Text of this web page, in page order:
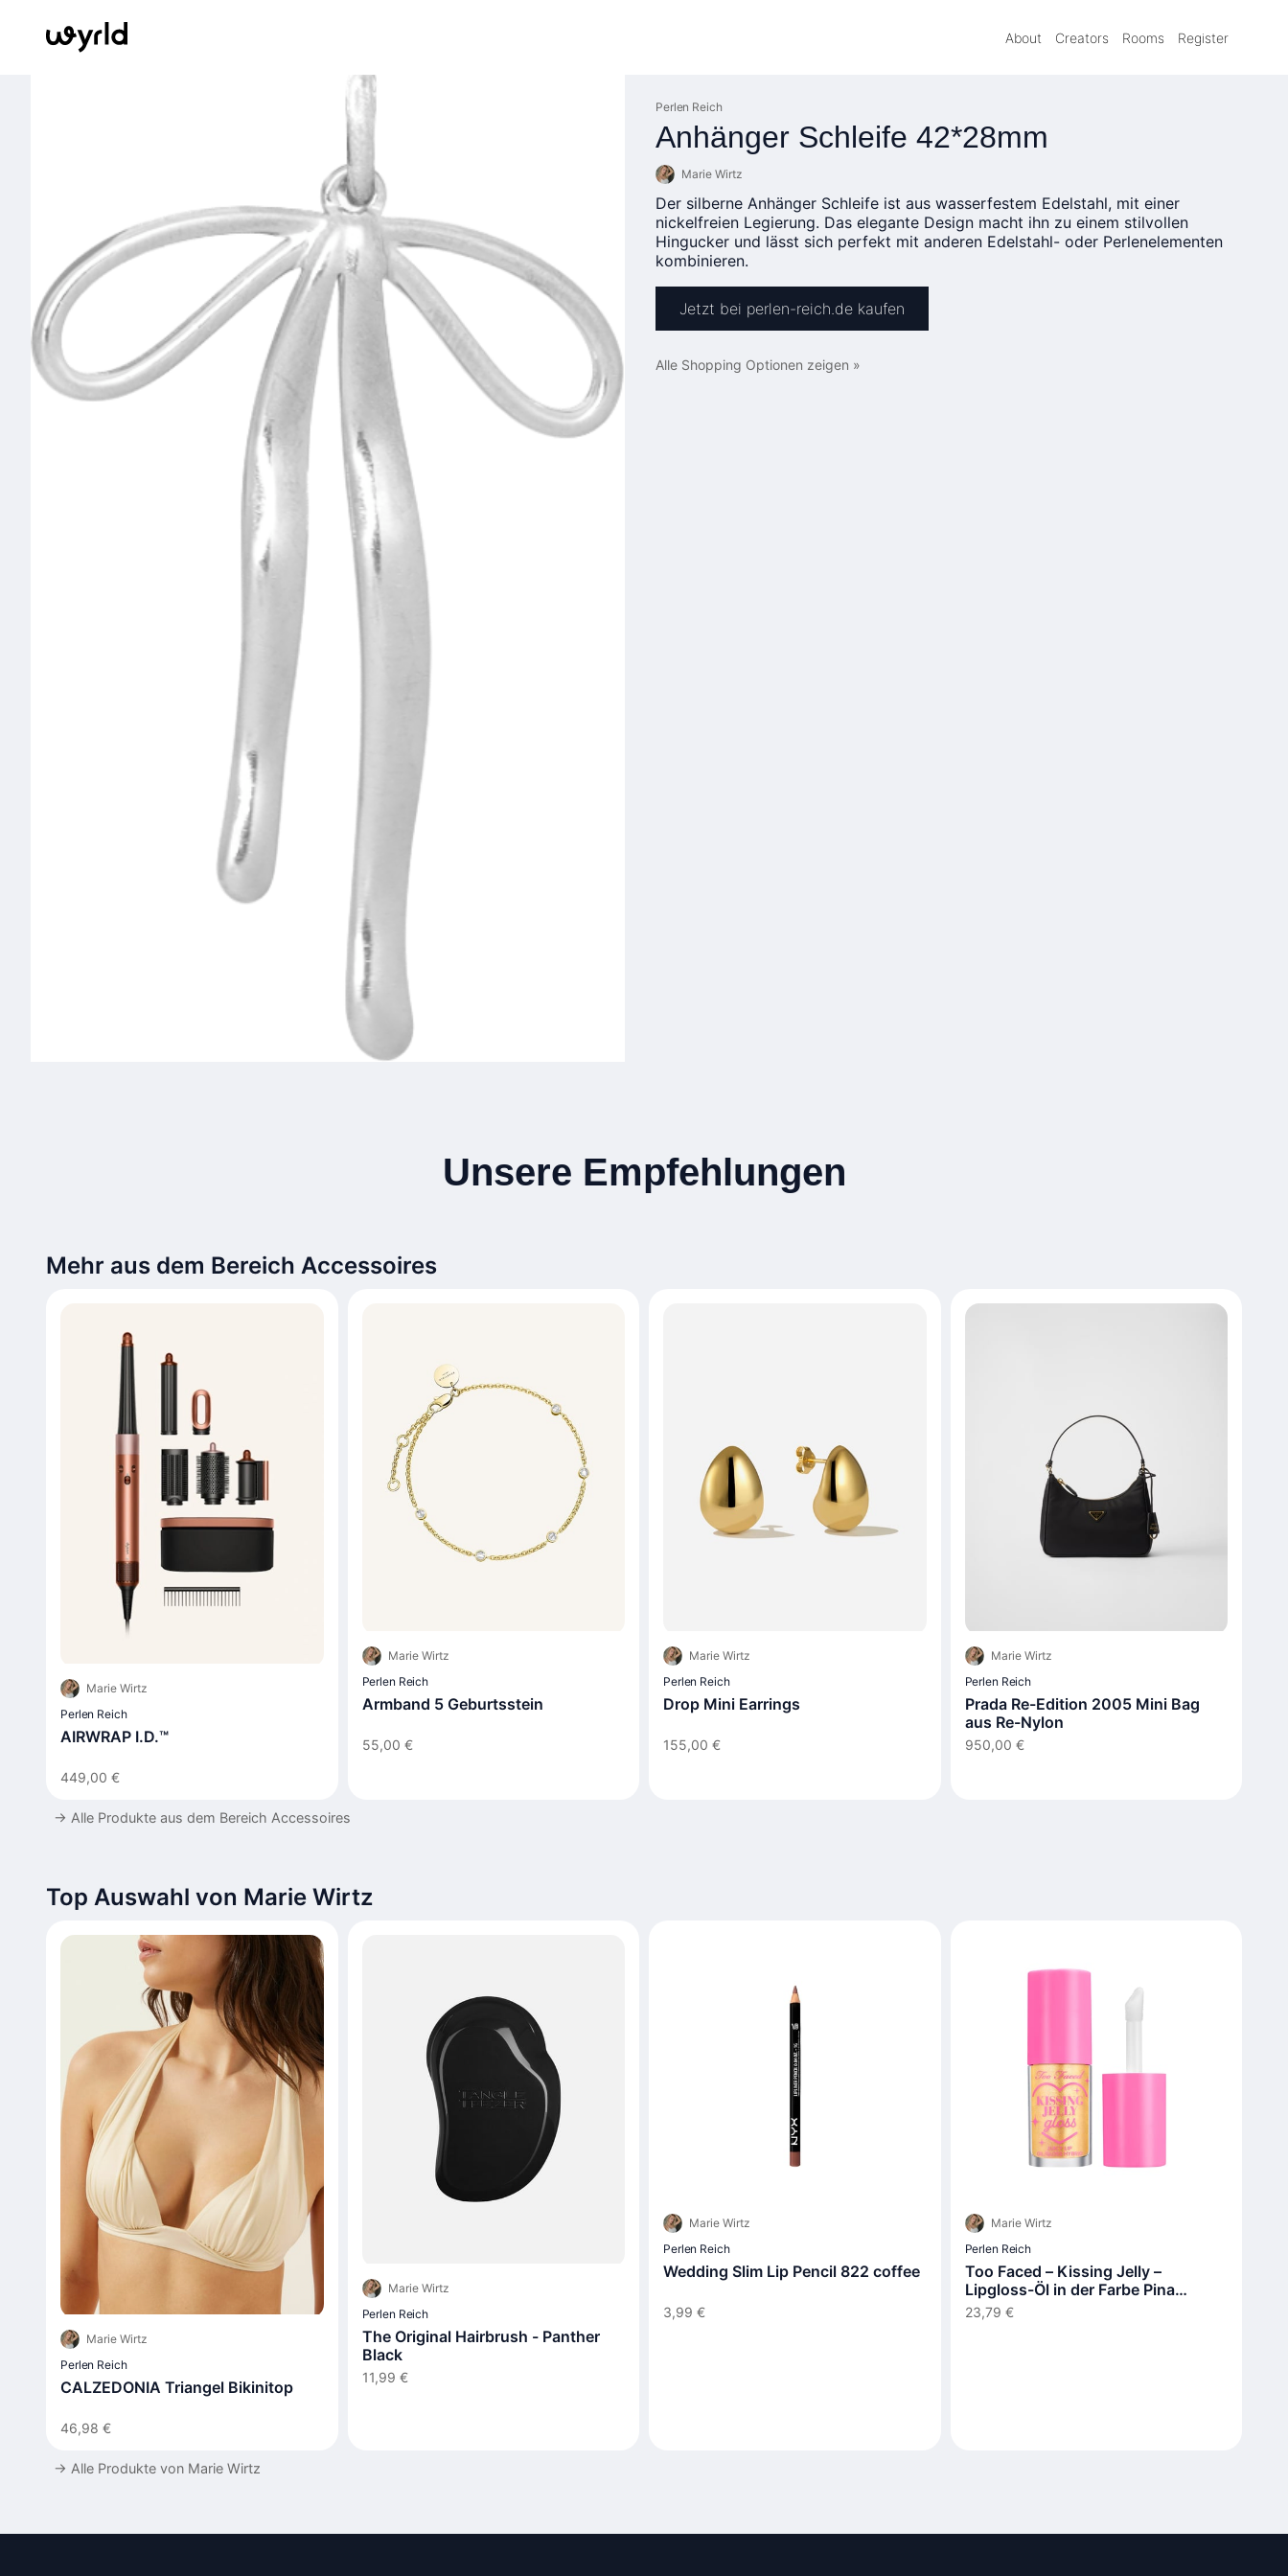
About Creators Rooms Register
Perlen Reich
Anhänger Schleife 42*28mm
Marie Wirtz
Der silberne Anhänger Schleife ist aus wasserfestem Edelstahl, mit einer
nickelfreien Legierung. Das elegante Design macht ihn zu einem stilvollen
Hingucker und lässt sich perfekt mit anderen Edelstahl- oder Perlenelementen
kombinieren.
Jetzt bei perlen-reich.de kaufen
Alle Shopping Optionen zeigen »
Unsere Empfehlungen
Mehr aus dem Bereich Accessoires
Marie Wirtz
Perlen Reich
AIRWRAP I.D.™
449,00 €
Marie Wirtz
Perlen Reich
Armband 5 Geburtsstein
55,00 €
Marie Wirtz
Perlen Reich
Drop Mini Earrings
155,00 €
Marie Wirtz
Perlen Reich
Prada Re-Edition 2005 Mini Bag
aus Re-Nylon
950,00 €
→ Alle Produkte aus dem Bereich Accessoires
Top Auswahl von Marie Wirtz
Marie Wirtz
Perlen Reich
CALZEDONIA Triangel Bikinitop
46,98 €
Marie Wirtz
Perlen Reich
The Original Hairbrush - Panther
Black
11,99 €
Marie Wirtz
Perlen Reich
Wedding Slim Lip Pencil 822 coffee
3,99 €
Marie Wirtz
Perlen Reich
Too Faced – Kissing Jelly –
Lipgloss-Öl in der Farbe Pina
Colada
23,79 €
→ Alle Produkte von Marie Wirtz